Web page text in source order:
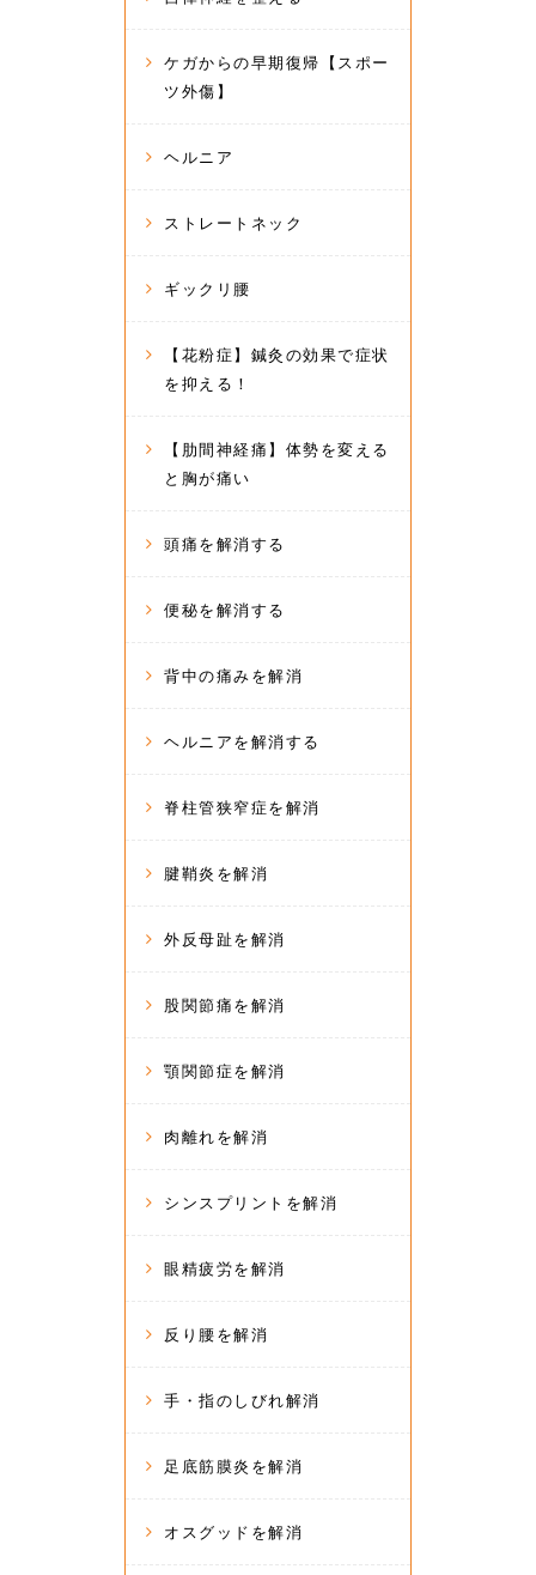
ケガからの早期復帰【スポー
ツ外傷】
ヘルニア
ストレートネック
ギックリ腰
【花粉症】鍼灸の効果で症状
を抑える！
【肋間神経痛】体勢を変える
と胸が痛い
頭痛を解消する
便秘を解消する
背中の痛みを解消
ヘルニアを解消する
脊柱管狭窄症を解消
腱鞘炎を解消
外反母趾を解消
股関節痛を解消
顎関節症を解消
肉離れを解消
シンスプリントを解消
眼精疲労を解消
反り腰を解消
手・指のしびれ解消
足底筋膜炎を解消
オスグッドを解消